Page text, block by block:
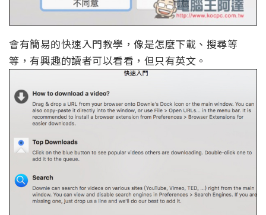
會有簡易的快速入門教學，像是怎麼下載、搜尋等
等，有興趣的讀者可以看看，但只有英文。